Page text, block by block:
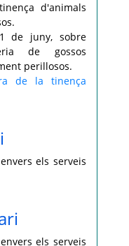
d'animals
de juny, sobre
de gossos
perillosos.
de la tinença
els serveis
els serveis